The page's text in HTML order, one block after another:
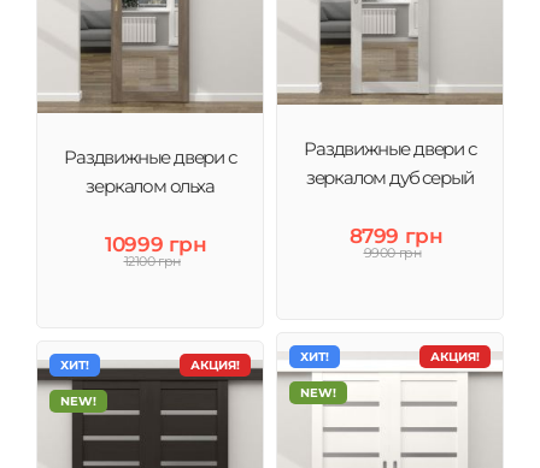
Раздвижные двери с
зеркалом дуб серый
8799 грн
9900 грн
Раздвижные двери с
зеркалом ольха
10999 грн
12100 грн
АКЦИЯ!
ХИТ!
NEW!
АКЦИЯ!
ХИТ!
NEW!